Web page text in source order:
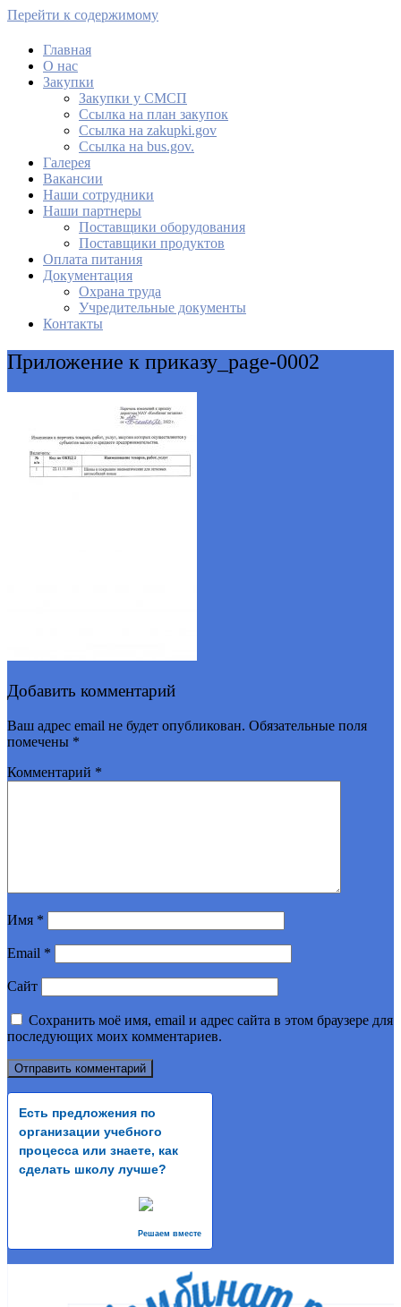
Перейти к содержимому
МАУ Комбинат питания
Главная
О нас
Закупки
Закупки у СМСП
Cсылка на план закупок
Cсылка на zakupki.gov
Ссылка на bus.gov.
Галерея
Вакансии
Наши сотрудники
Наши партнеры
Поставщики оборудования
Поставщики продуктов
Оплата питания
Документация
Охрана труда
Учредительные документы
Контакты
Приложение к приказу_page-0002
Добавить комментарий
Ваш адрес email не будет опубликован. Обязательные поля
помечены *
Комментарий *
Имя *
Email *
Сайт
Сохранить моё имя, email и адрес сайта в этом браузере для
последующих моих комментариев.
Есть предложения по
организации учебного
процесса или знаете, как
сделать школу лучше?
Решаем вместе